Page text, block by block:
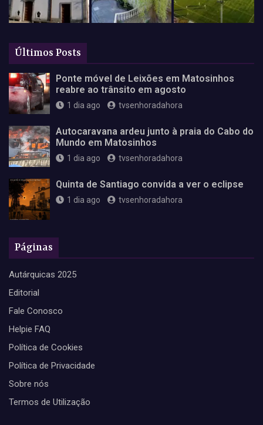
Últimos Posts
Ponte móvel de Leixões em Matosinhos
reabre ao trânsito em agosto
1 dia ago tvsenhoradahora
Autocaravana ardeu junto à praia do Cabo do
Mundo em Matosinhos
1 dia ago tvsenhoradahora
Quinta de Santiago convida a ver o eclipse
1 dia ago tvsenhoradahora
Páginas
Autárquicas 2025
Editorial
Fale Conosco
Helpie FAQ
Política de Cookies
Política de Privacidade
Sobre nós
Termos de Utilização